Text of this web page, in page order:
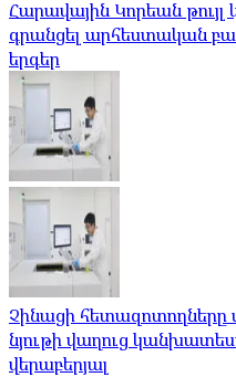
Հարավային Կորեան
գրանցել արհեստական
երգեր
Չինացի հետազոտողները
նյութի վաղուց
վերաբերյալ